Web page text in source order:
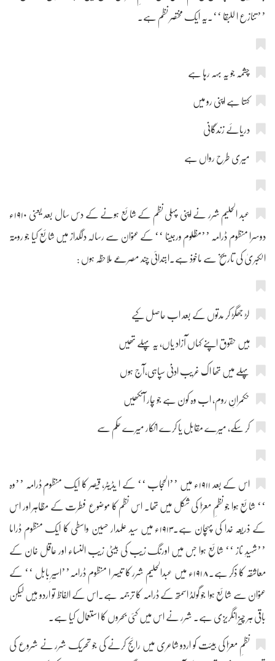
’’تنازع ا للبقا ‘‘۔یہ ایک مختصر نظم ہے۔
چشمہ جو یہ بہہ رہا ہے
کہتا ہے اپنی رو میں
دریائے زندگانی
میری طرح رواں ہے
عبد الحلیم شرر نے اپنی پہلی نظم کے شائع ہونے کے دس سال بعد یعنی ۱۹۱۰ء
دوسرا منظوم ڈرامہ ’’مظلوم ورجینا ‘‘ کے عنوان سے رسالہ دلگداز میں شائع کیا جو رومۃ
الکبریٰ کی تاریخ سے ماخوذ ہے۔ابتدائی چند مصرعے ملاحظہ ہوں :
لڑ جھگڑ کر مدتوں کے بعد اب حاصل کیے
ہیں حقوق اپنے کہاں آزاد یاں، یہ پہلے تھیں
پہلے میں تھا اک غریب ادنیٰ سپاہی،آج ہوں
حکمرانِ روم، اب وہ کون ہے جو چار آنکھیں
کر سکے، میرے مقابل یا کرے انکار میرے حکم سے
اس کے بعد ۱۹۱۱ء میں ’’الحجاب ‘‘ کے ا یڈیٹر، قیصر کا ایک منظوم ڈرامہ ’’وہ
‘‘ شائع ہوا جو نظمِ معرّا کی شکل میں تھا۔ اس نظم کا موضوع فطرت کے مظاہر اور اس
کے ذریعہ خدا کی پہچان ہے۔۱۹۱۳ء میں سید علمدار حسین واسطی کا ایک منظوم ڈراما
’’شہیدِ ناز ‘‘ شائع ہوا جس میں اورنگ زیب کی بیٹی زیب النساء اور عاقل خان کے
معاشقہ کا ذکر ہے۔۱۹۱۸ء میں عبدالحلیم شرر کا تیسر ا منظوم ڈرامہ’’اسیرِ بابل ‘‘ کے
عنوان سے شائع ہوا جو گولڈ اسمتھ کے ڈرامہ کا ترجمہ ہے۔اس کے الفاظ تو اردو ہیں لیکن
باقی ہر چیز انگریزی ہے۔ شرر نے اس میں کئی بحروں کا استعمال کیا ہے۔
نظمِ معرّا کی ہیئت کو اردو شاعری میں رائج کرنے کی جو تحریک شرر نے شروع کی